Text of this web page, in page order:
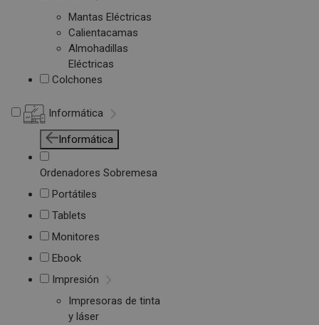
Mantas Eléctricas
Calientacamas
Almohadillas
Eléctricas
Colchones
Informática
Informática
Ordenadores Sobremesa
Portátiles
Tablets
Monitores
Ebook
Impresión
Impresoras de tinta
y láser